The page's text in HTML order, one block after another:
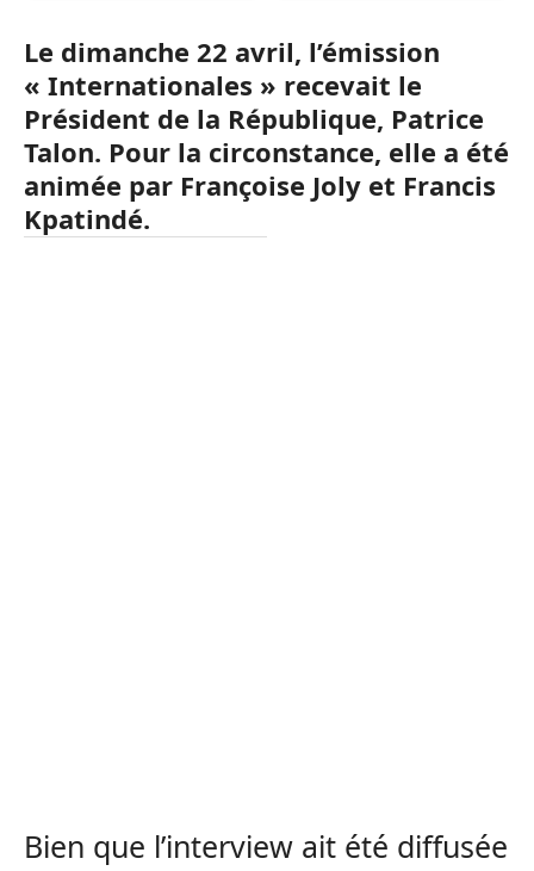
Le dimanche 22 avril, l’émission
« Internationales » recevait le
Président de la République, Patrice
Talon. Pour la circonstance, elle a été
animée par Françoise Joly et Francis
Kpatindé.
Bien que l’interview ait été diffusée